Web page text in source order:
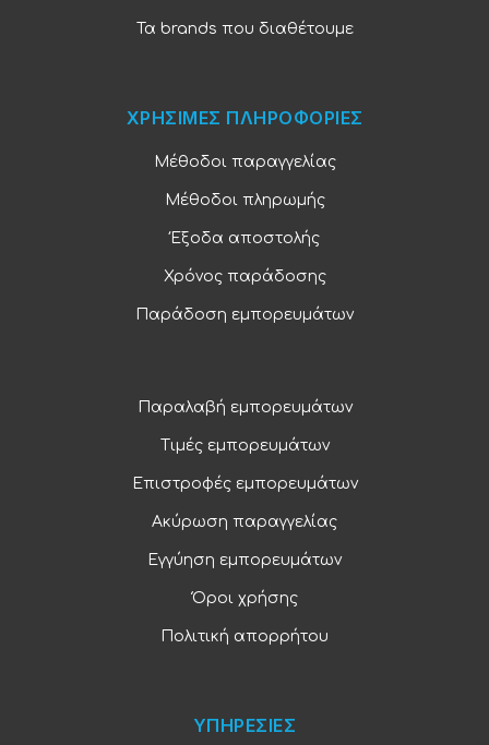
Τα brands που διαθέτουμε
ΧΡΗΣΙΜΕΣ ΠΛΗΡΟΦΟΡΙΕΣ
Μέθοδοι παραγγελίας
Μέθοδοι πληρωμής
Έξοδα αποστολής
Χρόνος παράδοσης
Παράδοση εμπορευμάτων
Παραλαβή εμπορευμάτων
Τιμές εμπορευμάτων
Επιστροφές εμπορευμάτων
Ακύρωση παραγγελίας
Εγγύηση εμπορευμάτων
Όροι χρήσης
Πολιτική απορρήτου
ΥΠΗΡΕΣΙΕΣ